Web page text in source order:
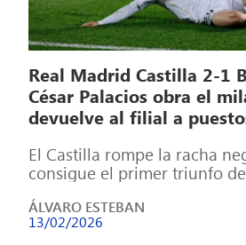
Real Madrid Castilla 2-1
César Palacios obra el
devuelve al filial a
El Castilla rompe la racha
consigue el primer triunfo
ÁLVARO ESTEBAN
13/02/2026